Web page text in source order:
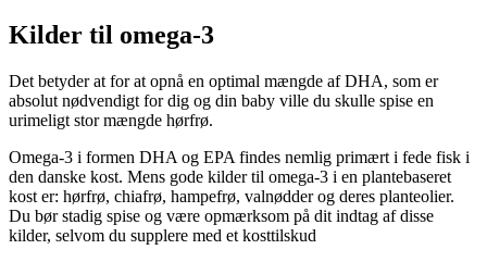
Kilder til omega-3
Det betyder at for at opnå en optimal mængde af DHA, som er
absolut nødvendigt for dig og din baby ville du skulle spise en
urimeligt stor mængde hørfrø.
Omega-3 i formen DHA og EPA findes nemlig primært i fede fisk i
den danske kost. Mens gode kilder til omega-3 i en plantebaseret
kost er: hørfrø, chiafrø, hampefrø, valnødder og deres planteolier.
Du bør stadig spise og være opmærksom på dit indtag af disse
kilder, selvom du supplere med et kosttilskud